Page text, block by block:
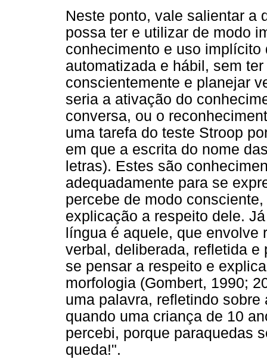
Neste ponto, vale salientar a
possa ter e utilizar de modo
conhecimento e uso
automatizada e hábil, sem
conscientemente e planejar
seria a ativação do
conversa, ou o
uma tarefa do teste Stroop
em que a escrita do nome
letras). Estes são
adequadamente para se
percebe de modo
explicação a respeito dele.
língua é aquele, que
verbal, deliberada, refletida
se pensar a respeito e
morfologia (Gombert, 1990;
uma palavra, refletindo
quando uma criança de 10
percebi, porque paraquedas
queda!".